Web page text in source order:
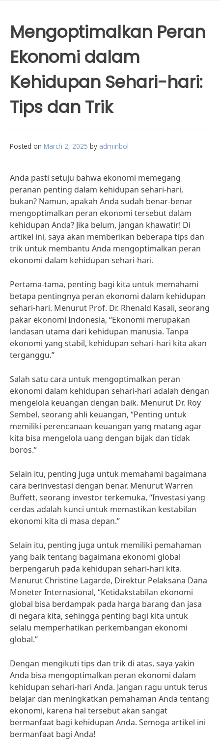
Mengoptimalkan Peran
Ekonomi dalam
Kehidupan Sehari-hari:
Tips dan Trik
Posted on March 2, 2025 by adminbol
Anda pasti setuju bahwa ekonomi memegang
peranan penting dalam kehidupan sehari-hari,
bukan? Namun, apakah Anda sudah benar-benar
mengoptimalkan peran ekonomi tersebut dalam
kehidupan Anda? Jika belum, jangan khawatir! Di
artikel ini, saya akan memberikan beberapa tips dan
trik untuk membantu Anda mengoptimalkan peran
ekonomi dalam kehidupan sehari-hari.
Pertama-tama, penting bagi kita untuk memahami
betapa pentingnya peran ekonomi dalam kehidupan
sehari-hari. Menurut Prof. Dr. Rhenald Kasali, seorang
pakar ekonomi Indonesia, “Ekonomi merupakan
landasan utama dari kehidupan manusia. Tanpa
ekonomi yang stabil, kehidupan sehari-hari kita akan
terganggu.”
Salah satu cara untuk mengoptimalkan peran
ekonomi dalam kehidupan sehari-hari adalah dengan
mengelola keuangan dengan baik. Menurut Dr. Roy
Sembel, seorang ahli keuangan, “Penting untuk
memiliki perencanaan keuangan yang matang agar
kita bisa mengelola uang dengan bijak dan tidak
boros.”
Selain itu, penting juga untuk memahami bagaimana
cara berinvestasi dengan benar. Menurut Warren
Buffett, seorang investor terkemuka, “Investasi yang
cerdas adalah kunci untuk memastikan kestabilan
ekonomi kita di masa depan.”
Selain itu, penting juga untuk memiliki pemahaman
yang baik tentang bagaimana ekonomi global
berpengaruh pada kehidupan sehari-hari kita.
Menurut Christine Lagarde, Direktur Pelaksana Dana
Moneter Internasional, “Ketidakstabilan ekonomi
global bisa berdampak pada harga barang dan jasa
di negara kita, sehingga penting bagi kita untuk
selalu memperhatikan perkembangan ekonomi
global.”
Dengan mengikuti tips dan trik di atas, saya yakin
Anda bisa mengoptimalkan peran ekonomi dalam
kehidupan sehari-hari Anda. Jangan ragu untuk terus
belajar dan meningkatkan pemahaman Anda tentang
ekonomi, karena hal tersebut akan sangat
bermanfaat bagi kehidupan Anda. Semoga artikel ini
bermanfaat bagi Anda!